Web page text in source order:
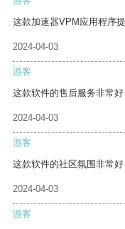
这款加速器VPM应用程序
2024-04-03
游客
这款软件的售后服务非常
2024-04-03
游客
这款软件的社区氛围非常
2024-04-03
游客